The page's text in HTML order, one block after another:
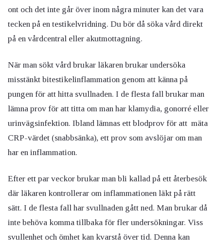
ont och det inte går över inom några minuter kan det vara
tecken på en testikelvridning. Du bör då söka vård direkt
på en vårdcentral eller akutmottagning.
När man sökt vård brukar läkaren brukar undersöka
misstänkt bitestikelinflammation genom att känna på
pungen för att hitta svullnaden. I de flesta fall brukar man
lämna prov för att titta om man har klamydia, gonorré eller
urinvägsinfektion. Ibland lämnas ett blodprov för att mäta
CRP-värdet (snabbsänka), ett prov som avslöjar om man
har en inflammation.
Efter ett par veckor brukar man bli kallad på ett återbesök
där läkaren kontrollerar om inflammationen läkt på rätt
sätt. I de flesta fall har svullnaden gått ned. Man brukar då
inte behöva komma tillbaka för fler undersökningar. Viss
svullenhet och ömhet kan kvarstå över tid. Denna kan